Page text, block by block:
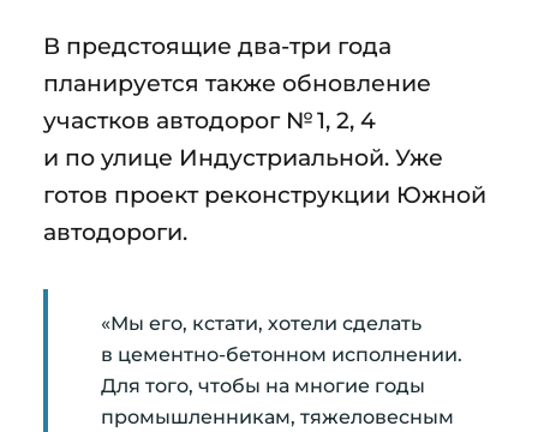
В предстоящие два-три года
планируется также обновление
участков автодорог № 1, 2, 4
и по улице Индустриальной. Уже
готов проект реконструкции Южной
автодороги.
«Мы его, кстати, хотели сделать
в цементно-бетонном исполнении.
Для того, чтобы на многие годы
промышленникам, тяжеловесным